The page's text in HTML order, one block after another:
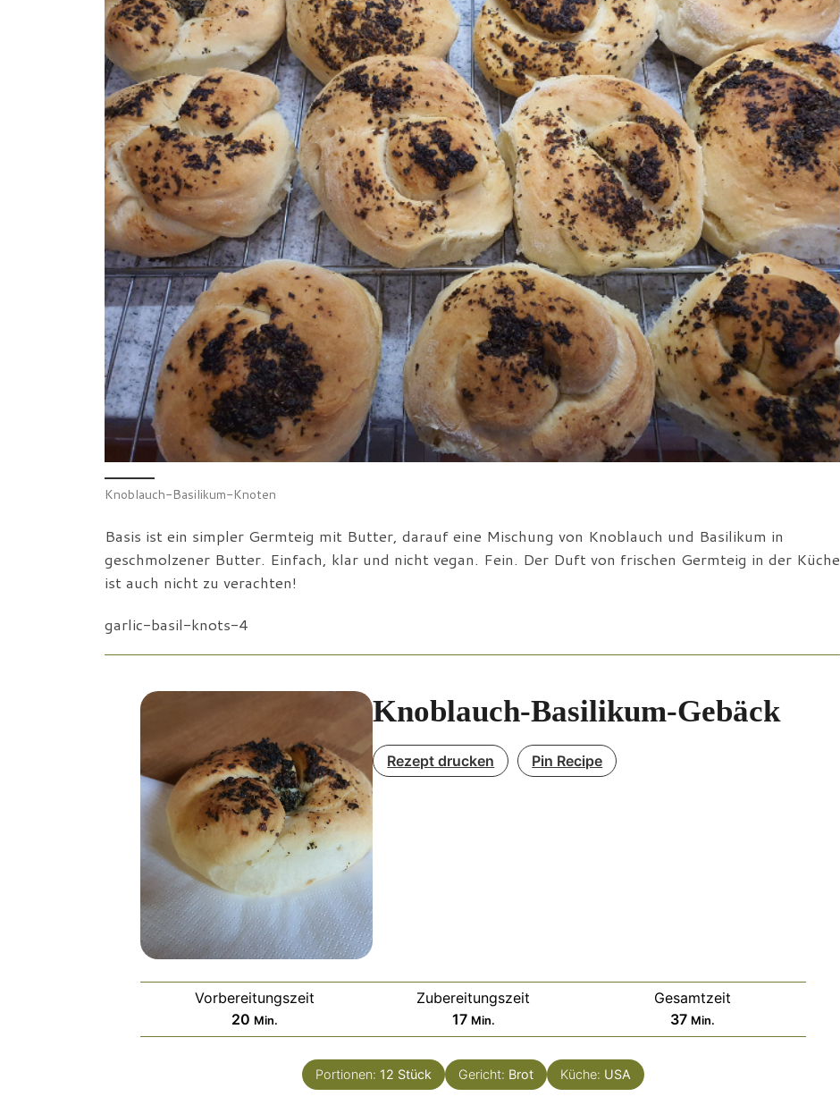
Knoblauch-Basilikum-Knoten
Basis ist ein simpler Germteig mit Butter, darauf eine Mischung von Knoblauch und Basilikum in
geschmolzener Butter. Einfach, klar und nicht vegan. Fein. Der Duft von frischen Germteig in der Küche
ist auch nicht zu verachten!
garlic-basil-knots-4
Knoblauch-Basilikum-Gebäck
Rezept drucken Pin Recipe
Vorbereitungszeit
20Minuten
Min.
Zubereitungszeit
17Minuten
Min.
Gesamtzeit
37Minuten
Min.
Portionen: 12 Stück Gericht: Brot Küche: USA